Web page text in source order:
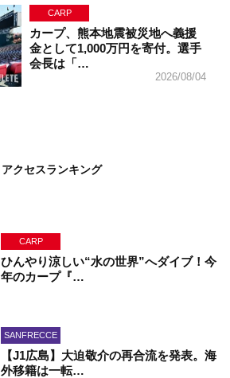
CARP
カープ、熊本地震被災地へ義援
金として1,000万円を寄付。選手
会長は「…
2026/08/04
アクセスランキング
CARP
ひんやり涼しい“水の世界”へダイブ！今
年のカープ『…
SANFRECCE
【J1広島】大迫敬介の再合流を発表。海
外移籍は一転…